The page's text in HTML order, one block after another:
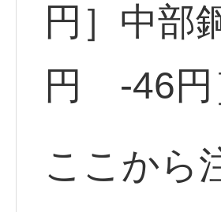
円］中部
円 -46円
ここから